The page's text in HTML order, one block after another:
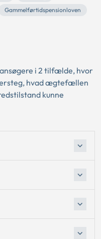
Gammelførtidspensionloven
i 2 tilfælde, hvor
hvad ægtefællen
kunne